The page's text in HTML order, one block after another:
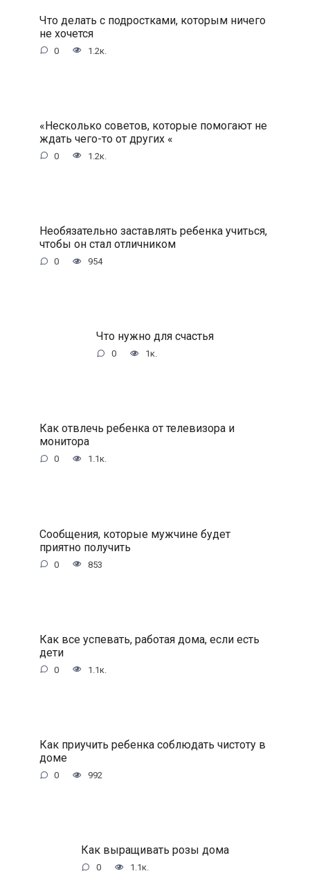
Что делать с подростками, которым ничего
не хочется
0 1.2к.
«Несколько советов, которые помогают не
ждать чего-то от других «
0 1.2к.
Необязательно заставлять ребенка учиться,
чтобы он стал отличником
0 954
Что нужно для счастья
0 1к.
Как отвлечь ребенка от телевизора и
монитора
0 1.1к.
Сообщения, которые мужчине будет
приятно получить
0 853
Как все успевать, работая дома, если есть
дети
0 1.1к.
Как приучить ребенка соблюдать чистоту в
доме
0 992
Как выращивать розы дома
0 1.1к.